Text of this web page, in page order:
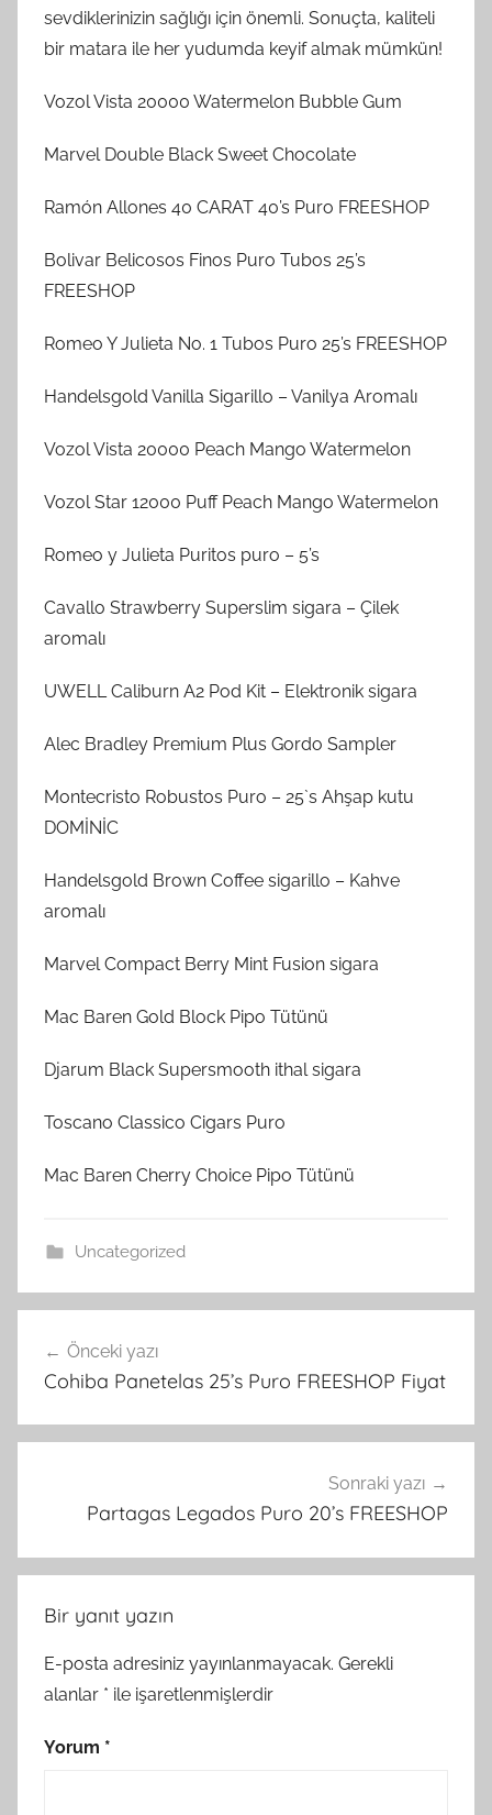
sevdiklerinizin sağlığı için önemli. Sonuçta, kaliteli
bir matara ile her yudumda keyif almak mümkün!
Vozol Vista 20000 Watermelon Bubble Gum
Marvel Double Black Sweet Chocolate
Ramón Allones 40 CARAT 40’s Puro FREESHOP
Bolivar Belicosos Finos Puro Tubos 25’s
FREESHOP
Romeo Y Julieta No. 1 Tubos Puro 25’s FREESHOP
Handelsgold Vanilla Sigarillo – Vanilya Aromalı
Vozol Vista 20000 Peach Mango Watermelon
Vozol Star 12000 Puff Peach Mango Watermelon
Romeo y Julieta Puritos puro – 5’s
Cavallo Strawberry Superslim sigara – Çilek
aromalı
UWELL Caliburn A2 Pod Kit – Elektronik sigara
Alec Bradley Premium Plus Gordo Sampler
Montecristo Robustos Puro – 25`s Ahşap kutu
DOMİNİC
Handelsgold Brown Coffee sigarillo – Kahve
aromalı
Marvel Compact Berry Mint Fusion sigara
Mac Baren Gold Block Pipo Tütünü
Djarum Black Supersmooth ithal sigara
Toscano Classico Cigars Puro
Mac Baren Cherry Choice Pipo Tütünü
Uncategorized
gezinmesi
Önceki yazı
Cohiba Panetelas 25’s Puro FREESHOP Fiyat
Sonraki yazı
Partagas Legados Puro 20’s FREESHOP
Bir yanıt yazın
E-posta adresiniz yayınlanmayacak. Gerekli
alanlar * ile işaretlenmişlerdir
Yorum *